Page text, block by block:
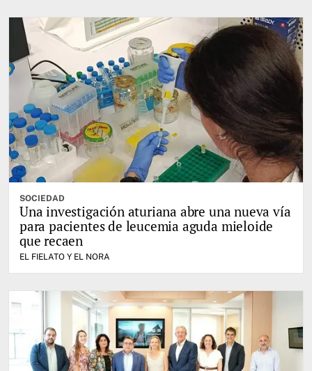
SOCIEDAD
Una investigación aturiana abre una nueva vía
para pacientes de leucemia aguda mieloide
que recaen
EL FIELATO Y EL NORA